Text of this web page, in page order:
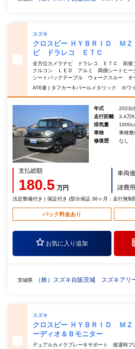
スズキ
クロスビー ＨＹＢＲＩＤ Ｍ
ビ ドラレコ ＥＴＣ
全方位カメラナビ ドラレコ ＥＴＣ 前後
クルコン ＬＥＤ アルミ 両側シートヒー
シートバックテーブル ウォークスルー オ
AT6速 | タフカーキパールメタリック ホワ
年式
2023(
走行距離
3.4万
排気量
車検
車検整
修復歴
なし
支払総額
180.5 万円
車両
諸費用
法定整備付き | 保証付き (部分保証 36ヶ月：走行無制
パック料金あり
お気に入り追加
茨城県 （株）スズキ自販茨城 スズキアリ
スズキ
クロスビー ＨＹＢＲＩＤ Ｍ
ーディオ＆Ｂモニター
デュアルカメラブレーキサポート 後退時